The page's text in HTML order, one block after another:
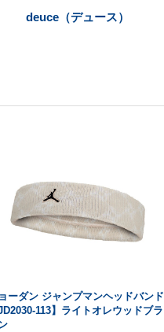
deuce（デュース）
ーダン ジャンプマンヘッドバンド
JD2030-113】ライトオレウッドブラ